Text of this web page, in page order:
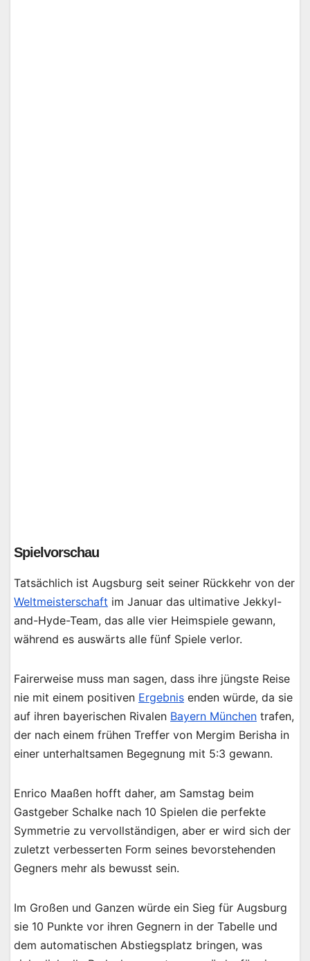
Spielvorschau
Tatsächlich ist Augsburg seit seiner Rückkehr von der
Weltmeisterschaft im Januar das ultimative Jekkyl-
and-Hyde-Team, das alle vier Heimspiele gewann,
während es auswärts alle fünf Spiele verlor.
Fairerweise muss man sagen, dass ihre jüngste Reise
nie mit einem positiven Ergebnis enden würde, da sie
auf ihren bayerischen Rivalen Bayern München trafen,
der nach einem frühen Treffer von Mergim Berisha in
einer unterhaltsamen Begegnung mit 5:3 gewann.
Enrico Maaßen hofft daher, am Samstag beim
Gastgeber Schalke nach 10 Spielen die perfekte
Symmetrie zu vervollständigen, aber er wird sich der
zuletzt verbesserten Form seines bevorstehenden
Gegners mehr als bewusst sein.
Im Großen und Ganzen würde ein Sieg für Augsburg
sie 10 Punkte vor ihren Gegnern in der Tabelle und
dem automatischen Abstiegsplatz bringen, was